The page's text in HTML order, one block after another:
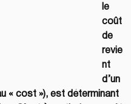
le
coût
de
revie
nt
d’un
« cost »), est déterminant